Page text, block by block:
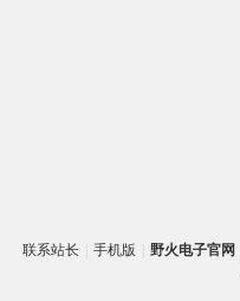
联系站长 手机版 野火电子官网